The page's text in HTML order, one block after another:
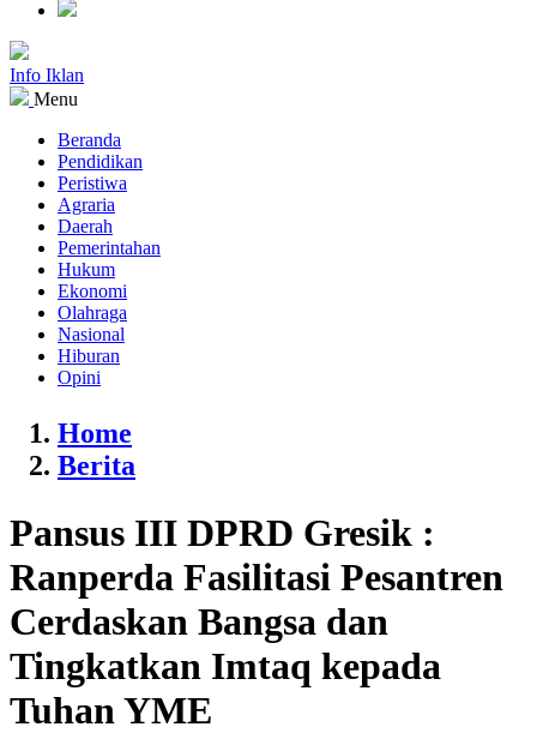
Info Iklan
Menu
Beranda
Pendidikan
Peristiwa
Agraria
Daerah
Pemerintahan
Hukum
Ekonomi
Olahraga
Nasional
Hiburan
Opini
Home
Berita
Pansus III DPRD Gresik :
Ranperda Fasilitasi Pesantren
Cerdaskan Bangsa dan
Tingkatkan Imtaq kepada
Tuhan YME